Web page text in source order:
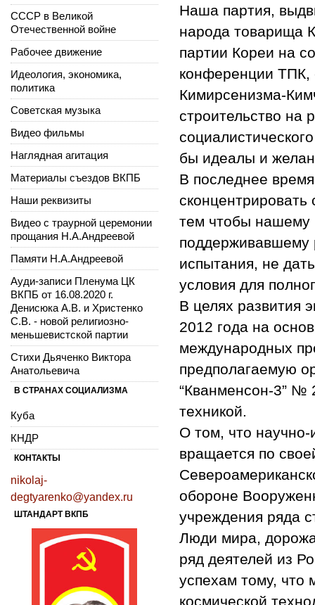
Наша партия,
народа товарища
партии Кореи на
конференции ТПК,
Кимирсенизма-
строительство на
бы идеалы и
В последнее
сконцентрировать
тем чтобы нашему
поддерживавшему
испытания, не
условия для
В целях развития
2012 года на
международных
предполагаемую
“Кванменсон-3” №
техникой.
О том, что научно-
вращается по
обороне
учреждения ряда
Люди мира,
ряд деятелей из
успехам тому, что
космической
СССР в Великой
Отечественной войне
Рабочее движение
Идеология, экономика,
политика
Советская музыка
Видео фильмы
Наглядная агитация
Материалы съездов ВКПБ
Наши реквизиты
Видео с траурной церемонии
прощания Н.А.Андреевой
Памяти Н.А.Андреевой
Ауди-записи Пленума ЦК
ВКПБ от 16.08.2020 г.
Денисюка А.В. и Христенко
С.В. - новой религиозно-
меньшевистской партии
Стихи Дьяченко Виктора
Анатольевича
В СТРАНАХ СОЦИАЛИЗМА
Куба
КНДР
КОНТАКТЫ
nikolaj-
degtyarenko@yandex.ru
ШТАНДАРТ ВКПБ